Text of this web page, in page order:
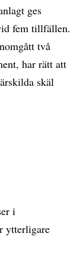
ges
fem tillfällen.
två
har rätt att
skäl
i
ytterligare